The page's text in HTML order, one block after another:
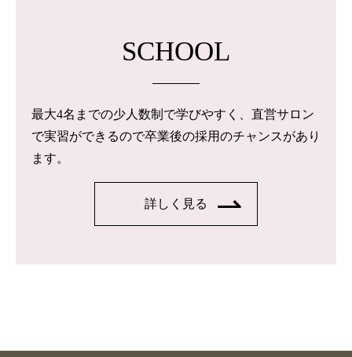
SCHOOL
最大4名までの少人数制で学びやすく、直営サロン
で実習ができるので卒業後の採用のチャンスがあり
ます。
詳しく見る